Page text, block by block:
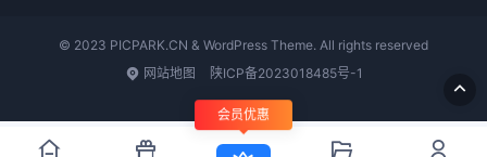
© 2023 PICPARK.CN & WordPress Theme. All rights reserved
网站地图
陕ICP备2023018485号-1
会员优惠